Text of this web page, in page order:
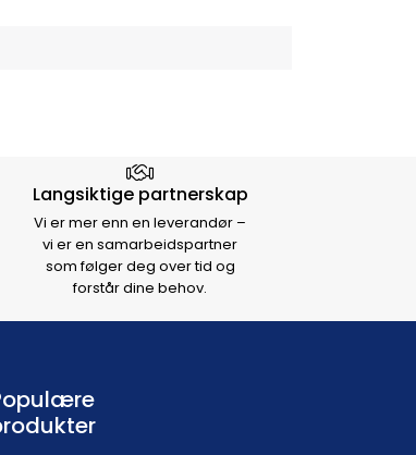
Langsiktige partnerskap
Vi er mer enn en leverandør –
vi er en samarbeidspartner
som følger deg over tid og
forstår dine behov.